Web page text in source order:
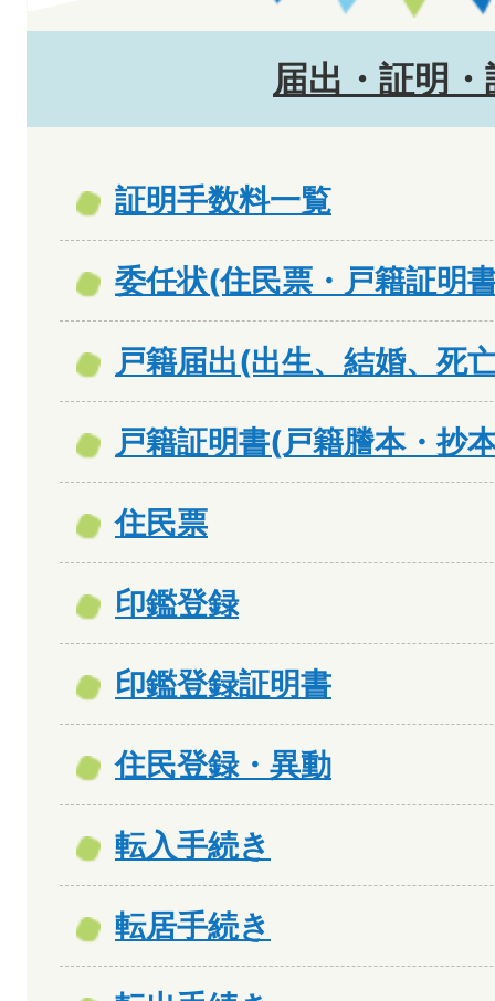
届出・証明・
証明手数料一覧
委任状(住民票・戸籍証明
戸籍届出(出生、結婚、死
戸籍証明書(戸籍謄本・抄
住民票
印鑑登録
印鑑登録証明書
住民登録・異動
転入手続き
転居手続き